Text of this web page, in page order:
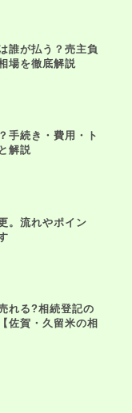
誰が払う？売主負
場を徹底解説
手続き・費用・ト
解説
。流れやポイン
れる?相続登記の
佐賀・久留米の相